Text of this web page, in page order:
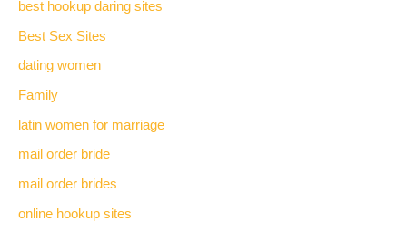
best hookup daring sites
Best Sex Sites
dating women
Family
latin women for marriage
mail order bride
mail order brides
online hookup sites